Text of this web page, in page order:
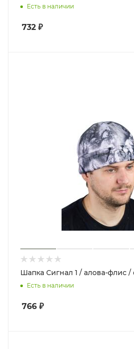
Есть в наличии
732 ₽
Шапка Сигнал 1 / алова-флис
Есть в наличии
766 ₽